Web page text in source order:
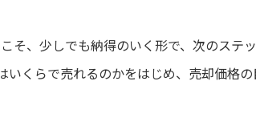
そ、少しでも納得のいく形で、次のステ
くらで売れるのかをはじめ、売却価格